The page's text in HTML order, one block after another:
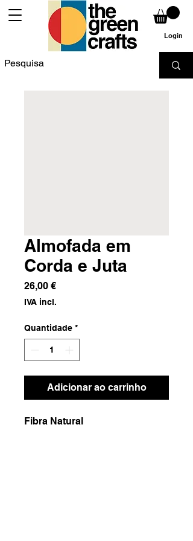
Login
Almofada em
Corda e Juta
26,00 €Preço
IVA incl.
Quantidade *
Adicionar ao carrinho
Fibra Natural